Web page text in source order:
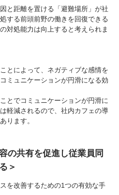
と距離を置ける「避難場所」が社
する前頭前野の働きを回復できる
対処能力は向上すると考えられま
とによって、ネガティブな感情を
ミュニケーションが円滑になる効
とでコミュニケーションが円滑に
軽減されるので、社内カフェの導
ります。
の共有を促進し従業員同
＞
を改善するための1つの有効な手